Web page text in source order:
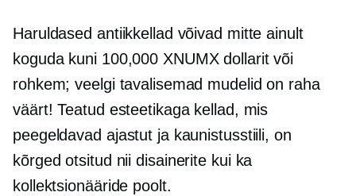
Haruldased antiikkellad võivad mitte ainult
koguda kuni 100,000 XNUMX dollarit või
rohkem; veelgi tavalisemad mudelid on raha
väärt! Teatud esteetikaga kellad, mis
peegeldavad ajastut ja kaunistusstiili, on
kõrgedotsitud nii disainerite kui ka
kollektsionääride poolt.